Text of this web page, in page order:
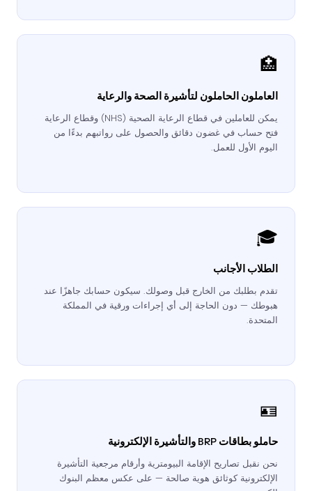
🏥
العاملون الحاملون لتأشيرة الصحة والرعاية
يمكن للعاملين في قطاع الرعاية الصحية (NHS) وقطاع الرعاية
فتح حساب في غضون دقائق والحصول على رواتبهم بدءًا من
اليوم الأول للعمل.
🎓
الطلاب الأجانب
تقدم بطلبك من الخارج قبل وصولك. سيكون حسابك جاهزًا عند
هبوطك — دون الحاجة إلى أي إجراءات ورقية في المملكة
المتحدة.
🪪
حاملو بطاقات BRP والتأشيرة الإلكترونية
نحن نقبل تصاريح الإقامة البيومترية وأرقام مرجعية التأشيرة
الإلكترونية كوثائق هوية صالحة — على عكس معظم البنوك